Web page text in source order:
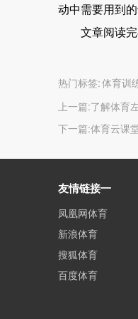
动中需要用到
文章阅读完毕
热门标签:体育训
上一篇:了解体育
下一篇:体育云课
友情链接一
凤凰网体育
新浪体育
搜狐体育
百度体育